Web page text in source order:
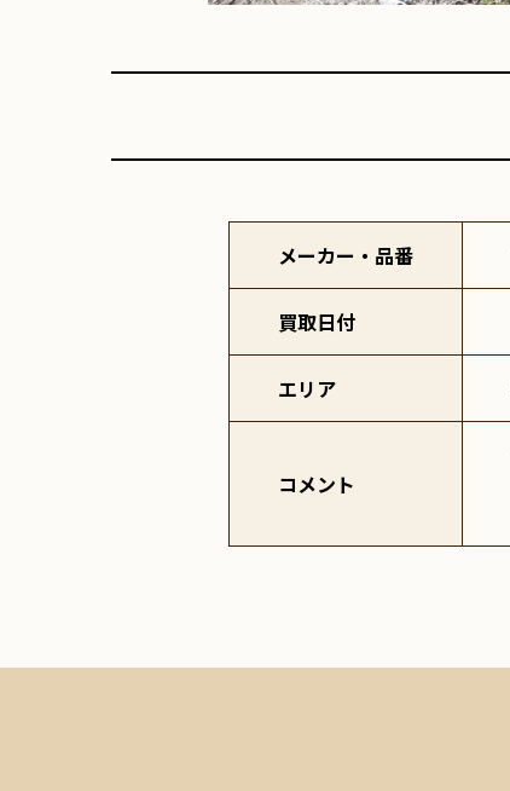
メーカー・品番
買取日付
エリア
コメント